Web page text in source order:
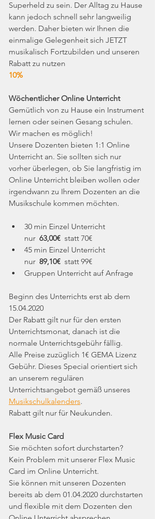
Superheld zu sein. Der Alltag zu Hause
kann jedoch schnell sehr langweilig
werden. Daher bieten wir Ihnen die
einmalige Gelegenheit sich JETZT
musikalisch Fortzubilden und unseren
Rabatt zu nutzen
10%
Wöchentlicher Online Unterricht
Gemütlich von zu Hause ein Instrument
lernen oder seinen Gesang schulen.
Wir machen es möglich!
Unsere Dozenten bieten 1:1 Online
Unterricht an. Sie sollten sich nur
vorher überlegen, ob Sie langfristig im
Online Unterricht bleiben wollen oder
irgendwann zu Ihrem Dozenten an die
Musikschule kommen möchten.
30 min Einzel Unterricht
nur 63,00€ statt 70€
45 min Einzel Unterricht
nur 89,10€ statt 99€
Gruppen Unterricht auf Anfrage
Beginn des Unterrichts erst ab dem
15.04.2020
Der Rabatt gilt nur für den ersten
Unterrichtsmonat, danach ist die
normale Unterrichtsgebühr fällig.
Alle Preise zuzüglich 1€ GEMA Lizenz
Gebühr. Dieses Special orientiert sich
an unserem regulären
Unterrichtsangebot gemäß unseres
Musikschulkalenders.
Rabatt gilt nur für Neukunden.
Flex Music Card
Sie möchten sofort durchstarten?
Kein Problem mit unserer Flex Music
Card im Online Unterricht.
Sie können mit unseren Dozenten
bereits ab dem 01.04.2020 durchstarten
und flexible mit dem Dozenten den